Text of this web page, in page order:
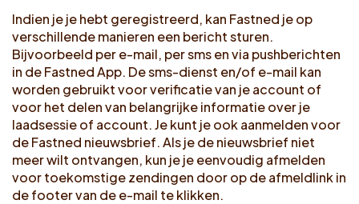
Indien je je hebt geregistreerd, kan Fastned je op
verschillende manieren een bericht sturen.
Bijvoorbeeld per e-mail, per sms en via pushberichten
in de Fastned App. De sms-dienst en/of e-mail kan
worden gebruikt voor verificatie van je account of
voor het delen van belangrijke informatie over je
laadsessie of account. Je kunt je ook aanmelden voor
de Fastned nieuwsbrief. Als je de nieuwsbrief niet
meer wilt ontvangen, kun je je eenvoudig afmelden
voor toekomstige zendingen door op de afmeldlink in
de footer van de e-mail te klikken.